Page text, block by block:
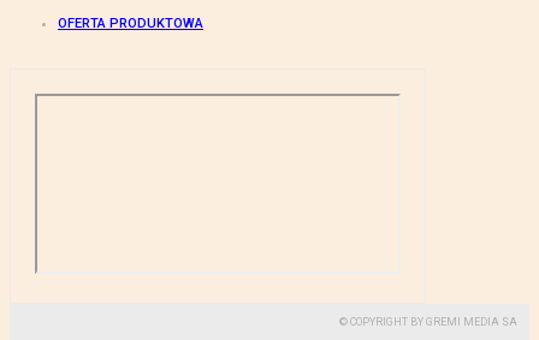
OFERTA PRODUKTOWA
© COPYRIGHT BY GREMI MEDIA SA